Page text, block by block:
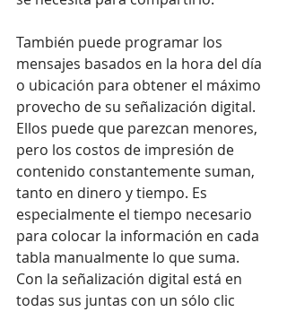
También puede programar los
mensajes basados en la hora del día
o ubicación para obtener el máximo
provecho de su señalización digital.
Ellos puede que parezcan menores,
pero los costos de impresión de
contenido constantemente suman,
tanto en dinero y tiempo. Es
especialmente el tiempo necesario
para colocar la información en cada
tabla manualmente lo que suma.
Con la señalización digital está en
todas sus juntas con un sólo clic